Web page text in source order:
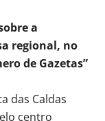
a
regional, no
de Gazetas”
das Caldas
centro